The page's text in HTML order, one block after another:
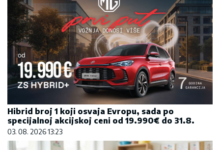
Hibrid broj 1 koji osvaja Evropu, sada po
specijalnoj akcijskoj ceni od 19.990€ do 31.8.
03. 08. 2026 13:23